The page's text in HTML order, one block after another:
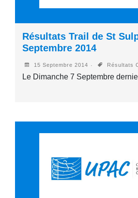
Résultats Trail de St
Septembre 2014
15 Septembre 2014 Résultats
Le Dimanche 7 Septembre